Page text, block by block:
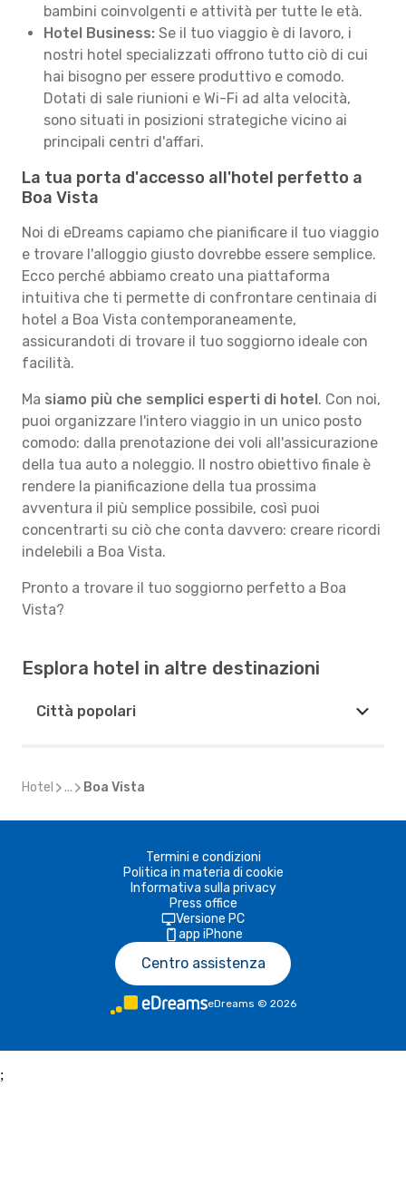
bambini coinvolgenti e attività per tutte le età.
Hotel Business: Se il tuo viaggio è di lavoro, i
nostri hotel specializzati offrono tutto ciò di cui
hai bisogno per essere produttivo e comodo.
Dotati di sale riunioni e Wi-Fi ad alta velocità,
sono situati in posizioni strategiche vicino ai
principali centri d'affari.
La tua porta d'accesso all'hotel perfetto a
Boa Vista
Noi di eDreams capiamo che pianificare il tuo viaggio
e trovare l'alloggio giusto dovrebbe essere semplice.
Ecco perché abbiamo creato una piattaforma
intuitiva che ti permette di confrontare centinaia di
hotel a Boa Vista contemporaneamente,
assicurandoti di trovare il tuo soggiorno ideale con
facilità.
Ma siamo più che semplici esperti di hotel. Con noi,
puoi organizzare l'intero viaggio in un unico posto
comodo: dalla prenotazione dei voli all'assicurazione
della tua auto a noleggio. Il nostro obiettivo finale è
rendere la pianificazione della tua prossima
avventura il più semplice possibile, così puoi
concentrarti su ciò che conta davvero: creare ricordi
indelebili a Boa Vista.
Pronto a trovare il tuo soggiorno perfetto a Boa
Vista?
Esplora hotel in altre destinazioni
Città popolari
Hotel ... Boa Vista
Termini e condizioni
Politica in materia di cookie
Informativa sulla privacy
Press office
Versione PC
app iPhone
Centro assistenza
eDreams © 2026
;